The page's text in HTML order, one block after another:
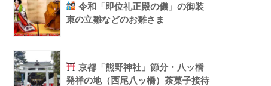
令和「即位礼正殿の儀」の御装
束の立雛などのお雛さま
京都「熊野神社」節分・八ッ橋
発祥の地（西尾八ッ橋）茶菓子接待